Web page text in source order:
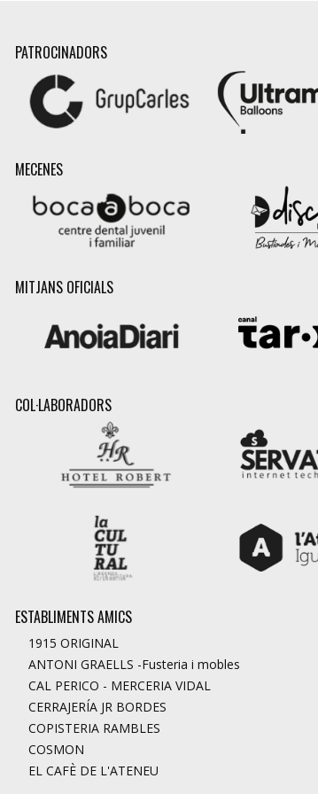
PATROCINADORS
MECENES
MITJANS OFICIALS
COL·LABORADORS
ESTABLIMENTS AMICS
1915 ORIGINAL
ANTONI GRAELLS -Fusteria i mobles
CAL PERICO - MERCERIA VIDAL
CERRAJERÍA JR BORDES
COPISTERIA RAMBLES
COSMON
EL CAFÈ DE L'ATENEU